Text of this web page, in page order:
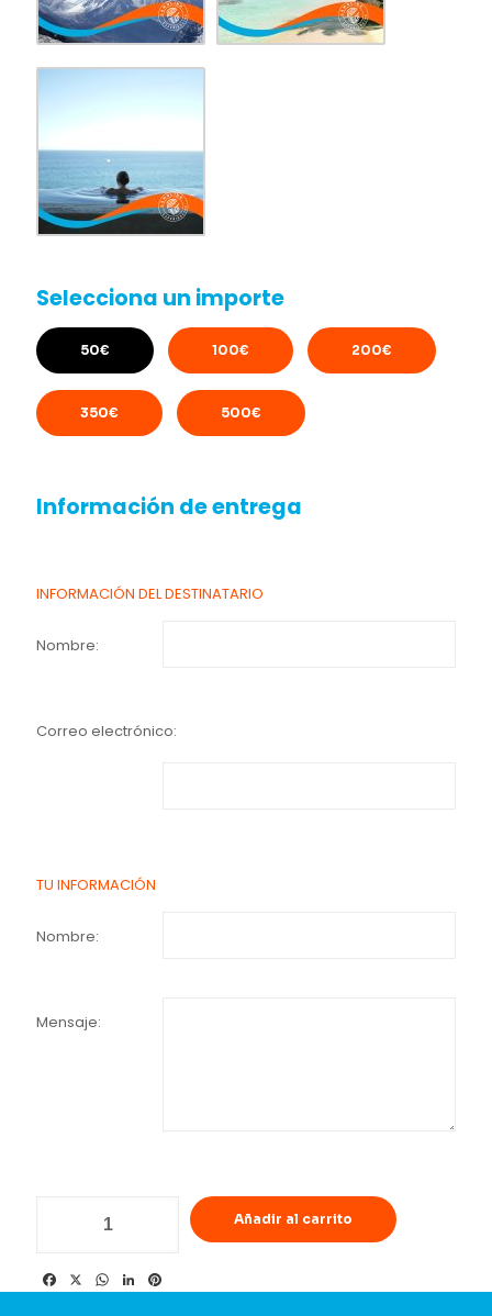
Selecciona un importe
50€ 100€ 200€
350€ 500€
Información de entrega
INFORMACIÓN DEL DESTINATARIO
Nombre:
Correo electrónico:
TU INFORMACIÓN
Nombre:
Mensaje:
Añadir al carrito
FacebookWhatsApp
LinkedIn